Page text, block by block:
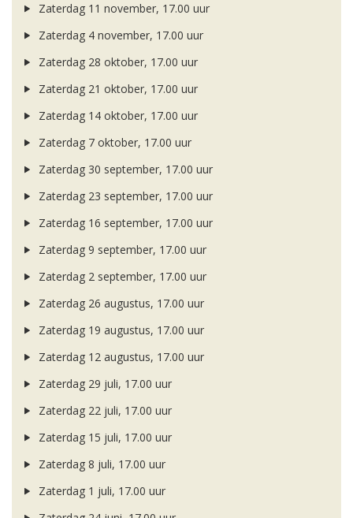
Zaterdag 11 november, 17.00 uur
Zaterdag 4 november, 17.00 uur
Zaterdag 28 oktober, 17.00 uur
Zaterdag 21 oktober, 17.00 uur
Zaterdag 14 oktober, 17.00 uur
Zaterdag 7 oktober, 17.00 uur
Zaterdag 30 september, 17.00 uur
Zaterdag 23 september, 17.00 uur
Zaterdag 16 september, 17.00 uur
Zaterdag 9 september, 17.00 uur
Zaterdag 2 september, 17.00 uur
Zaterdag 26 augustus, 17.00 uur
Zaterdag 19 augustus, 17.00 uur
Zaterdag 12 augustus, 17.00 uur
Zaterdag 29 juli, 17.00 uur
Zaterdag 22 juli, 17.00 uur
Zaterdag 15 juli, 17.00 uur
Zaterdag 8 juli, 17.00 uur
Zaterdag 1 juli, 17.00 uur